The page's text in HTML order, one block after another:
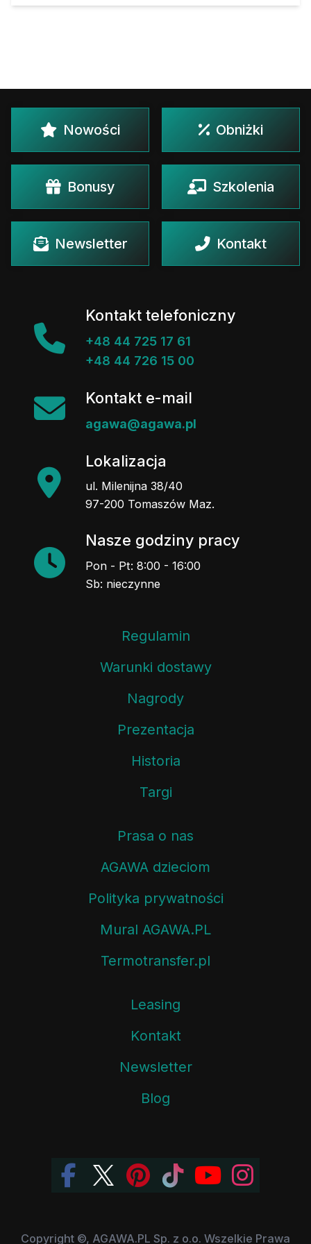
Nowości Obniżki
Bonusy Szkolenia
Newsletter Kontakt
Kontakt telefoniczny
+48 44 725 17 61
+48 44 726 15 00
Kontakt e-mail
agawa@agawa.pl
Lokalizacja
ul. Milenijna 38/40
97-200 Tomaszów Maz.
Nasze godziny pracy
Pon - Pt: 8:00 - 16:00
Sb: nieczynne
Regulamin
Warunki dostawy
Nagrody
Prezentacja
Historia
Targi
Prasa o nas
AGAWA dzieciom
Polityka prywatności
Mural AGAWA.PL
Termotransfer.pl
Leasing
Kontakt
Newsletter
Blog
Copyright ©, AGAWA.PL Sp. z o.o. Wszelkie Prawa